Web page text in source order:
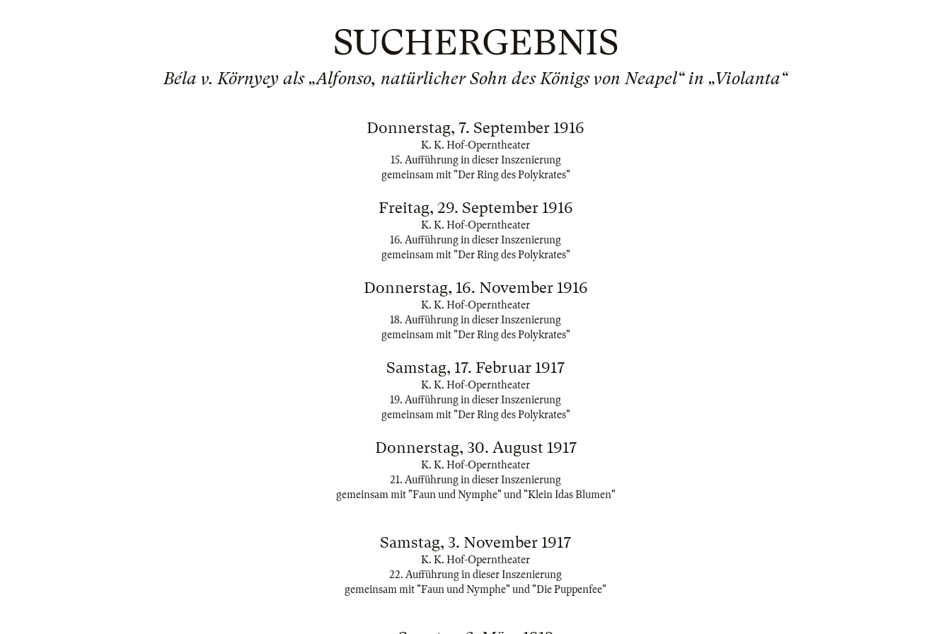
SUCHERGEBNIS
Béla v. Környey als „Alfonso, natürlicher Sohn des Königs von Neapel“ in „Violanta“
Donnerstag, 7. September 1916
K. K. Hof-Operntheater
15. Aufführung in dieser Inszenierung
gemeinsam mit "Der Ring des Polykrates"
Freitag, 29. September 1916
K. K. Hof-Operntheater
16. Aufführung in dieser Inszenierung
gemeinsam mit "Der Ring des Polykrates"
Donnerstag, 16. November 1916
K. K. Hof-Operntheater
18. Aufführung in dieser Inszenierung
gemeinsam mit "Der Ring des Polykrates"
Samstag, 17. Februar 1917
K. K. Hof-Operntheater
19. Aufführung in dieser Inszenierung
gemeinsam mit "Der Ring des Polykrates"
Donnerstag, 30. August 1917
K. K. Hof-Operntheater
21. Aufführung in dieser Inszenierung
gemeinsam mit "Faun und Nymphe" und "Klein Idas Blumen"
Samstag, 3. November 1917
K. K. Hof-Operntheater
22. Aufführung in dieser Inszenierung
gemeinsam mit "Faun und Nymphe" und "Die Puppenfee"